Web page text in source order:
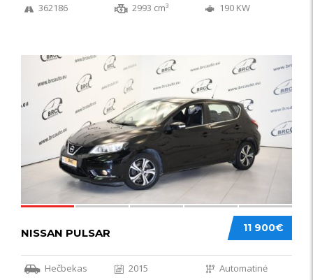
362186 2993 cm³ 190 KW
11 900€
NISSAN PULSAR
Hečbekas 2015 Automatinė